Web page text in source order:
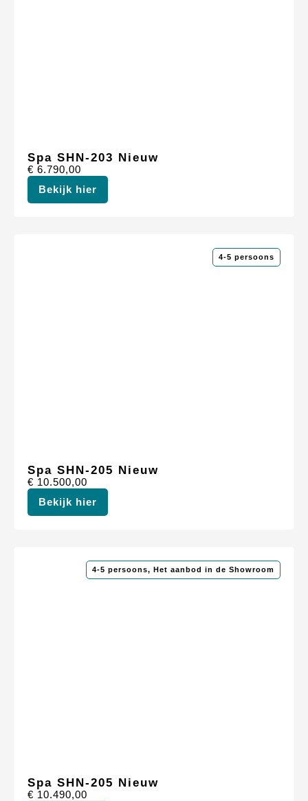
Spa SHN-203 Nieuw
€ 6.790,00
Bekijk hier
4-5 persoons
Spa SHN-205 Nieuw
€ 10.500,00
Bekijk hier
4-5 persoons, Het aanbod in de Showroom
Spa SHN-205 Nieuw
€ 10.490,00